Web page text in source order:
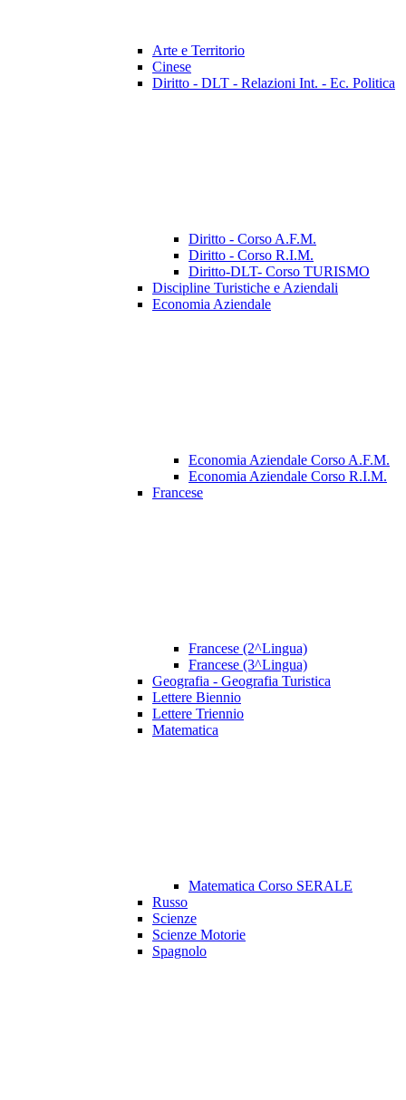
Arte e Territorio
Cinese
Diritto - DLT - Relazioni Int. - Ec. Politica
Diritto - Corso A.F.M.
Diritto - Corso R.I.M.
Diritto-DLT- Corso TURISMO
Discipline Turistiche e Aziendali
Economia Aziendale
Economia Aziendale Corso A.F.M.
Economia Aziendale Corso R.I.M.
Francese
Francese (2^Lingua)
Francese (3^Lingua)
Geografia - Geografia Turistica
Lettere Biennio
Lettere Triennio
Matematica
Matematica Corso SERALE
Russo
Scienze
Scienze Motorie
Spagnolo